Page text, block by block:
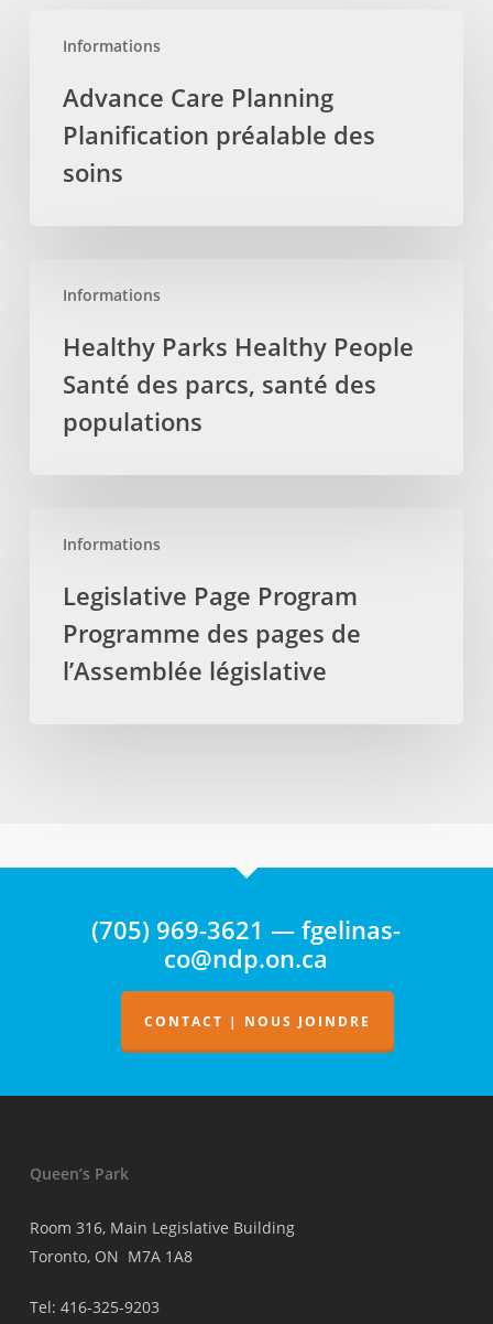
Informations
Planification
préalable
Advance Care Planning
Planification préalable des
soins
Informations
Parks
People
Santé
Healthy Parks Healthy People
Santé des parcs, santé des
populations
Informations
Programme
pages
l’Assemblée
Legislative Page Program
Programme des pages de
l’Assemblée législative
(705) 969-3621 — fgelinas-
co@ndp.on.ca
CONTACT | NOUS JOINDRE
Queen’s Park
Room 316, Main Legislative Building
Toronto, ON M7A 1A8
Tel: 416-325-9203